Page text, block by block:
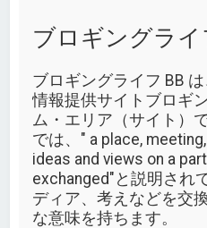
ブロギングライ
ブロギングライフ BB
情報提供サイトブロギ
ム・エリア（サイト）
では、" a place,
ideas and views on a
exchanged"と説明され
ディア、考えなどを交
な意味を持ちます。